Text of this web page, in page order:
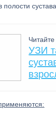
сустава.
Читайте
УЗИ